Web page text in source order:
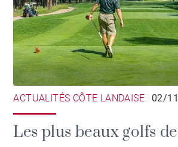
ACTUALITÉS CÔTE LANDAISE 02/
Les plus beaux golfs